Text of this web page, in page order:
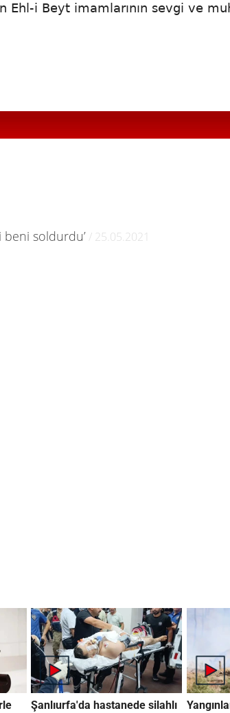
Ehl-i Beyt imamlarının sevgi ve
beni soldurdu’ / 25.05.2021
Şanlıurfa'da hastanede silahlı